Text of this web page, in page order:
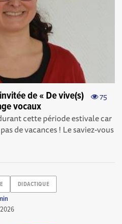
75
de « De vive(s)
vocaux
cette période estivale car
de vacances ! Le saviez-vous
DIDACTIQUE